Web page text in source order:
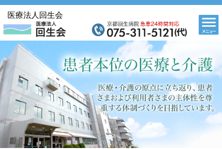
医療法人回生会